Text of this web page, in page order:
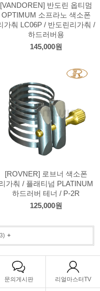
[VANDOREN] 반도린 옵티멈
OPTIMUM 소프라노 색소폰
가춰 LC06P / 반도린리가춰 /
하드러버용
145,000원
[ROVNER] 로브너 색소폰
가춰 / 플래티넘 PLATINUM
하드러버 테너 / P-2R
125,000원
)+
문의게시판 리얼마스터TV